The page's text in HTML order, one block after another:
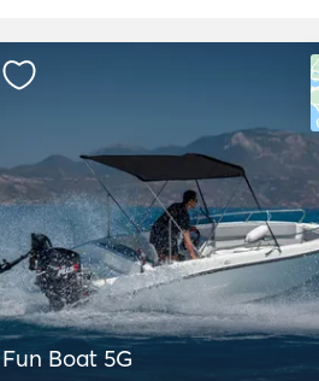
Fun Boat 5G